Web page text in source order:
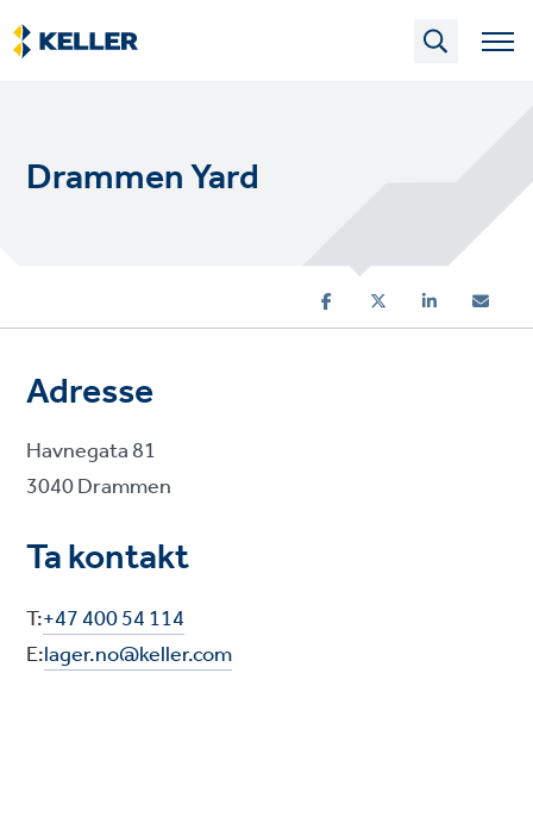
Skip
to
main
Drammen Yard
Adresse
Havnegata 81
3040 Drammen
Ta kontakt
T:+47 400 54 114
E:lager.no@keller.com